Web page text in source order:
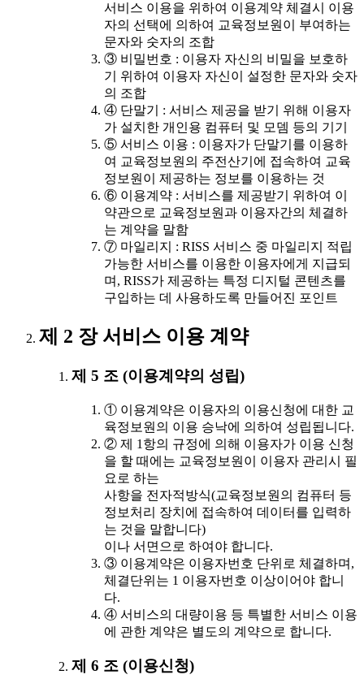
서비스 이용을 위하여 이용계약 체결시 이용
자의 선택에 의하여 교육정보원이 부여하는
문자와 숫자의 조합
③ 비밀번호 : 이용자 자신의 비밀을 보호하
기 위하여 이용자 자신이 설정한 문자와 숫자
의 조합
④ 단말기 : 서비스 제공을 받기 위해 이용자
가 설치한 개인용 컴퓨터 및 모뎀 등의 기기
⑤ 서비스 이용 : 이용자가 단말기를 이용하
여 교육정보원의 주전산기에 접속하여 교육
정보원이 제공하는 정보를 이용하는 것
⑥ 이용계약 : 서비스를 제공받기 위하여 이
약관으로 교육정보원과 이용자간의 체결하
는 계약을 말함
⑦ 마일리지 : RISS 서비스 중 마일리지 적립
가능한 서비스를 이용한 이용자에게 지급되
며, RISS가 제공하는 특정 디지털 콘텐츠를
구입하는 데 사용하도록 만들어진 포인트
제 2 장 서비스 이용 계약
제 5 조 (이용계약의 성립)
① 이용계약은 이용자의 이용신청에 대한 교
육정보원의 이용 승낙에 의하여 성립됩니다.
② 제 1항의 규정에 의해 이용자가 이용 신청
을 할 때에는 교육정보원이 이용자 관리시 필
요로 하는
사항을 전자적방식(교육정보원의 컴퓨터 등
정보처리 장치에 접속하여 데이터를 입력하
는 것을 말합니다)
이나 서면으로 하여야 합니다.
③ 이용계약은 이용자번호 단위로 체결하며,
체결단위는 1 이용자번호 이상이어야 합니
다.
④ 서비스의 대량이용 등 특별한 서비스 이용
에 관한 계약은 별도의 계약으로 합니다.
제 6 조 (이용신청)